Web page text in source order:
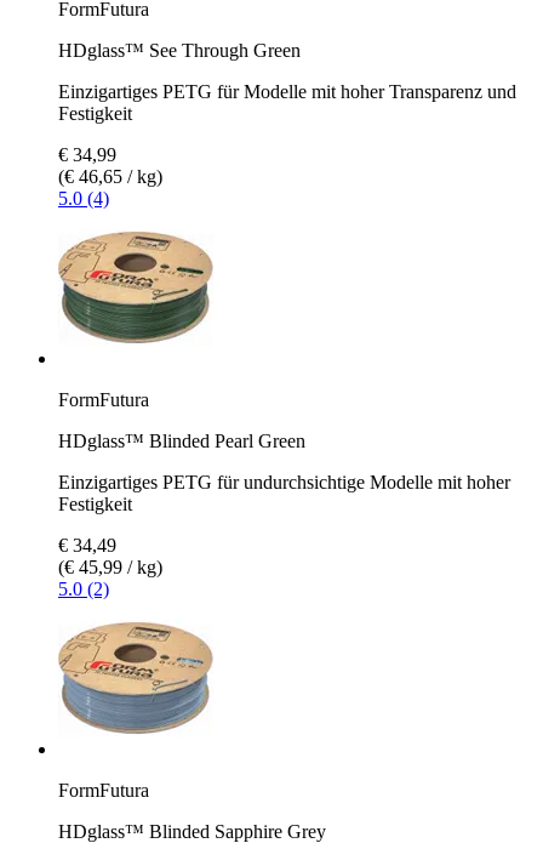
FormFutura
HDglass™ See Through Green
Einzigartiges PETG für Modelle mit hoher Transparenz und
Festigkeit
€ 34,99
(€ 46,65 / kg)
5.0 (4)
FormFutura
HDglass™ Blinded Pearl Green
Einzigartiges PETG für undurchsichtige Modelle mit hoher
Festigkeit
€ 34,49
(€ 45,99 / kg)
5.0 (2)
FormFutura
HDglass™ Blinded Sapphire Grey